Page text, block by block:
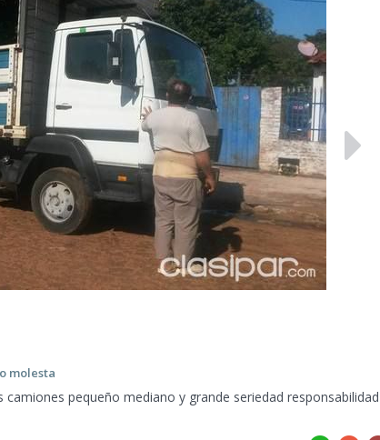
molesta
pequeño mediano y grande seriedad responsabilidad